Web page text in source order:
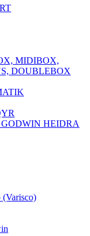
MIDIBOX,
DOUBLEBOX
GODWIN HEIDRA